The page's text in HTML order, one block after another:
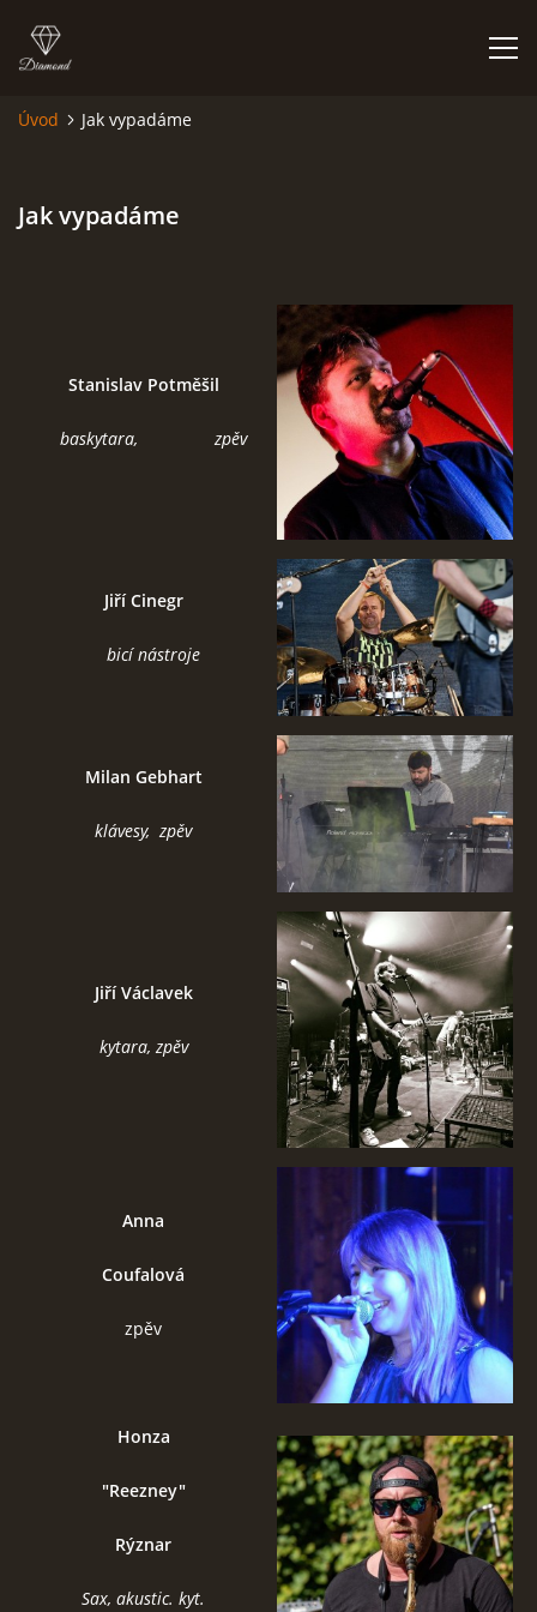
AKCE
CO HRAJEME
+420 724 629 042
kapelabumerang@gmail.com
© 2026 eStránky.cz |Tisk|Nahoru ↑
Úvod Jak vypadáme
Jak vypadáme
Stanislav Potměšil
baskytara, zpěv
Jiří Cinegr
bicí nástroje
Milan Gebhart
klávesy, zpěv
Jiří Václavek
kytara, zpěv
Anna
Coufalová
zpěv
Honza
"Reezney"
Rýznar
Sax, akustic. kyt.